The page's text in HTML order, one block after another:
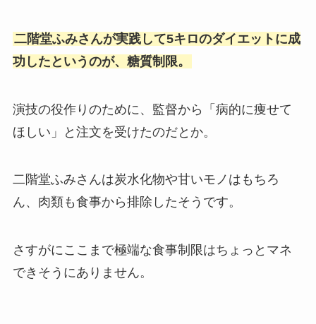
二階堂ふみさんが実践して5キロのダイエットに成
功したというのが、糖質制限。
演技の役作りのために、監督から「病的に痩せて
ほしい」と注文を受けたのだとか。
二階堂ふみさんは炭水化物や甘いモノはもちろ
ん、肉類も食事から排除したそうです。
さすがにここまで極端な食事制限はちょっとマネ
できそうにありません。